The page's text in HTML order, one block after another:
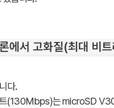
서 고화질(최대 비
다.
(130Mbps)는 microSD